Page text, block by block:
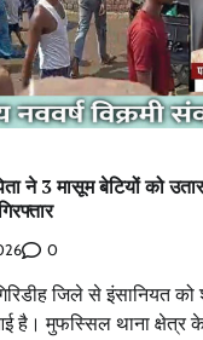
ने 3 मासूम बेटियों को
0
जिले से इंसानियत को
है। मुफस्सिल थाना क्षेत्र